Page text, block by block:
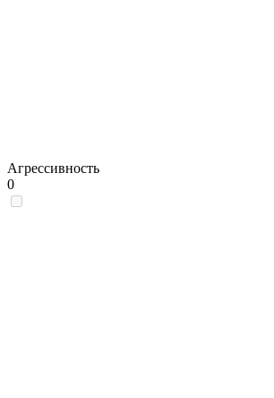
Агрессивность
0